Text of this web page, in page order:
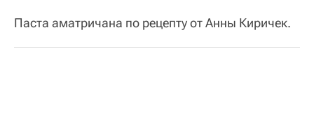
Паста аматричана по рецепту от Анны Киричек.